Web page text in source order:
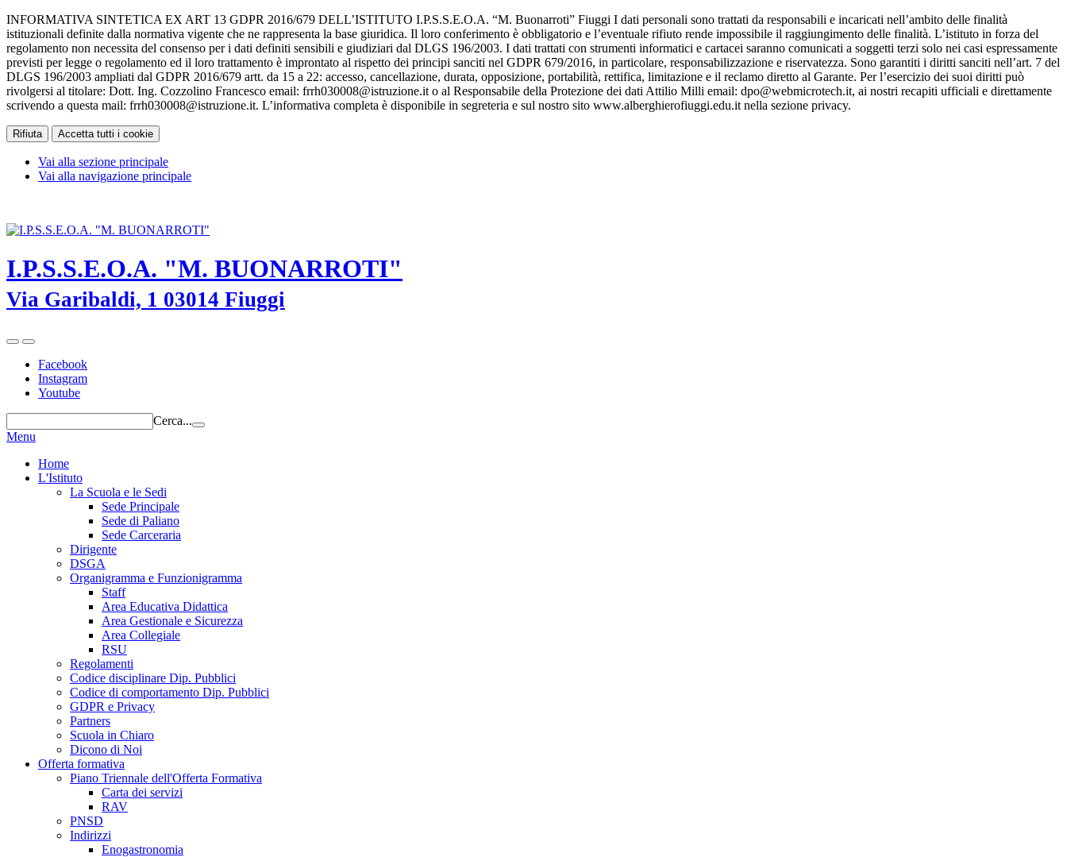
INFORMATIVA SINTETICA EX ART 13 GDPR 2016/679 DELL’ISTITUTO I.P.S.S.E.O.A. “M. Buonarroti” Fiuggi I dati personali sono trattati da responsabili e incaricati nell’ambito delle finalità
istituzionali definite dalla normativa vigente che ne rappresenta la base giuridica. Il loro conferimento è obbligatorio e l’eventuale rifiuto rende impossibile il raggiungimento delle finalità. L’istituto in forza del
regolamento non necessita del consenso per i dati definiti sensibili e giudiziari dal DLGS 196/2003. I dati trattati con strumenti informatici e cartacei saranno comunicati a soggetti terzi solo nei casi espressamente
previsti per legge o regolamento ed il loro trattamento è improntato al rispetto dei principi sanciti nel GDPR 679/2016, in particolare, responsabilizzazione e riservatezza. Sono garantiti i diritti sanciti nell’art. 7 del
DLGS 196/2003 ampliati dal GDPR 2016/679 artt. da 15 a 22: accesso, cancellazione, durata, opposizione, portabilità, rettifica, limitazione e il reclamo diretto al Garante. Per l’esercizio dei suoi diritti può
rivolgersi al titolare: Dott. Ing. Cozzolino Francesco email: frrh030008@istruzione.it o al Responsabile della Protezione dei dati Attilio Milli email: dpo@webmicrotech.it, ai nostri recapiti ufficiali e direttamente
scrivendo a questa mail: frrh030008@istruzione.it. L’informativa completa è disponibile in segreteria e sul nostro sito www.alberghierofiuggi.edu.it nella sezione privacy.
Rifiuta Accetta tutti i cookie
Vai alla sezione principale
Vai alla navigazione principale
I.P.S.S.E.O.A. "M. BUONARROTI"
Via Garibaldi, 1 03014 Fiuggi
Facebook
Instagram
Youtube
Cerca...
Menu
Home
L'Istituto
La Scuola e le Sedi
Sede Principale
Sede di Paliano
Sede Carceraria
Dirigente
DSGA
Organigramma e Funzionigramma
Staff
Area Educativa Didattica
Area Gestionale e Sicurezza
Area Collegiale
RSU
Regolamenti
Codice disciplinare Dip. Pubblici
Codice di comportamento Dip. Pubblici
GDPR e Privacy
Partners
Scuola in Chiaro
Dicono di Noi
Offerta formativa
Piano Triennale dell'Offerta Formativa
Carta dei servizi
RAV
PNSD
Indirizzi
Enogastronomia